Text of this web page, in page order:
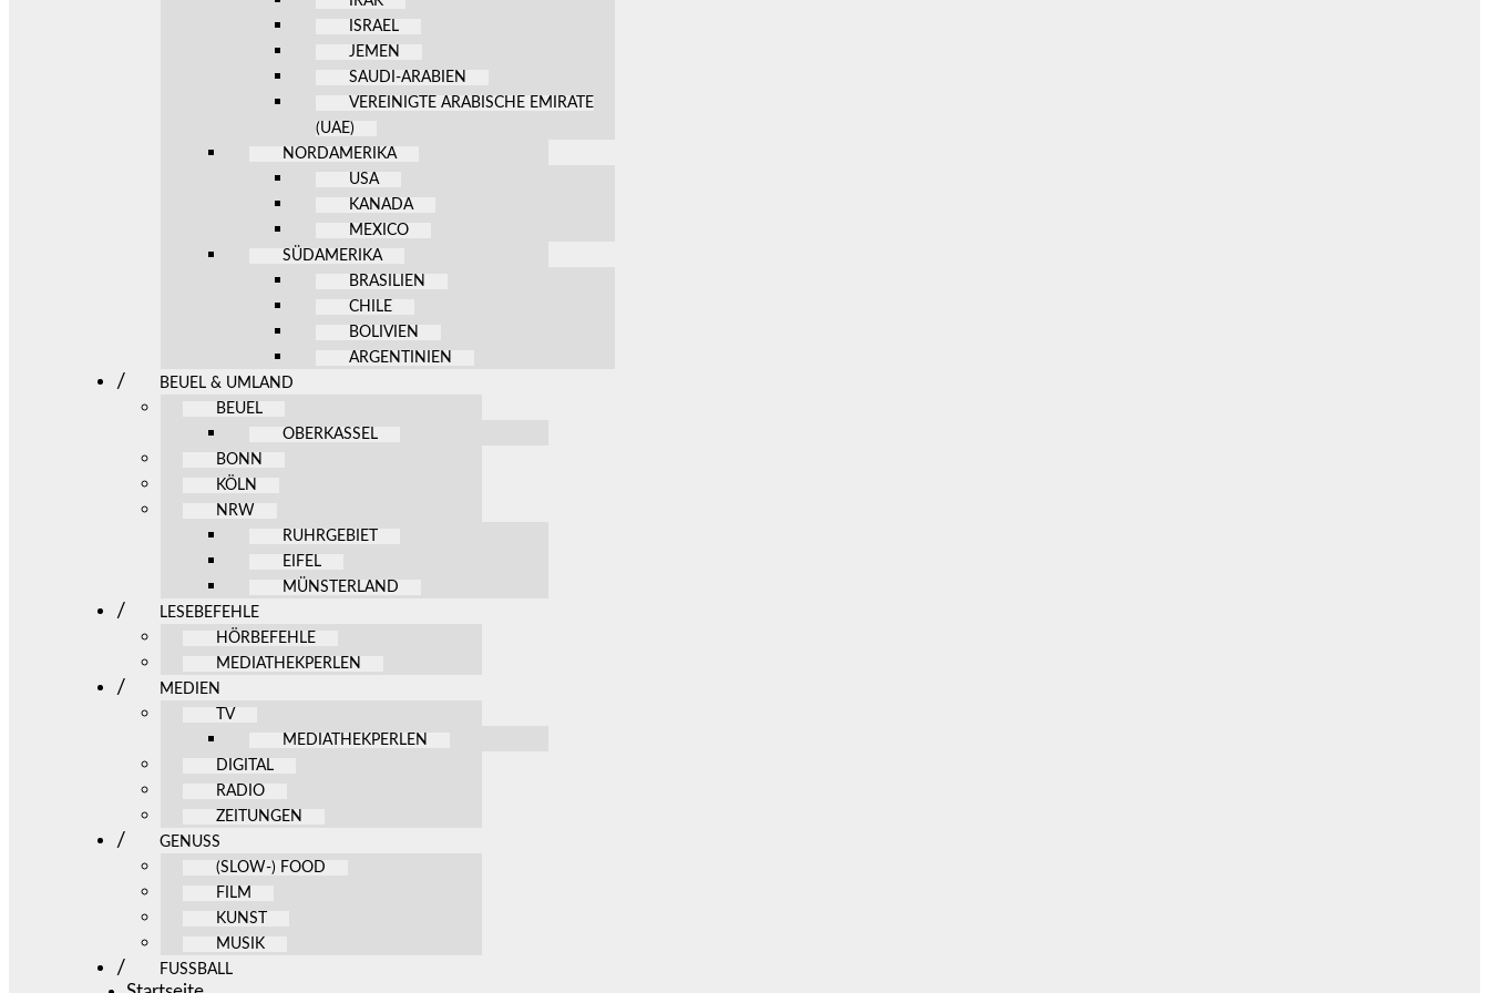
ISRAEL
JEMEN
SAUDI-ARABIEN
VEREINIGTE ARABISCHE EMIRATE
(UAE)
NORDAMERIKA
USA
KANADA
MEXICO
SÜDAMERIKA
BRASILIEN
CHILE
BOLIVIEN
ARGENTINIEN
BEUEL & UMLAND
BEUEL
OBERKASSEL
BONN
KÖLN
NRW
RUHRGEBIET
EIFEL
MÜNSTERLAND
LESEBEFEHLE
HÖRBEFEHLE
MEDIATHEKPERLEN
MEDIEN
TV
MEDIATHEKPERLEN
DIGITAL
RADIO
ZEITUNGEN
GENUSS
(SLOW-) FOOD
FILM
KUNST
MUSIK
FUSSBALL